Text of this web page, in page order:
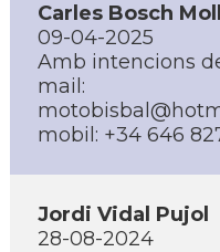
Carles Bosch Moll
09-04-2025
Amb intencions
mail:
mobil: +34 646
Jordi Vidal Pujol
28-08-2024